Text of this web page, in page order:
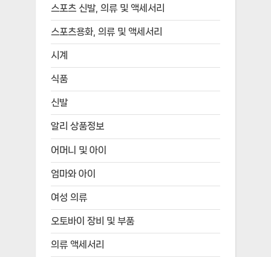
스포츠 신발, 의류 및 액세서리
스포츠용화, 의류 및 액세서리
시계
식품
신발
알리 상품정보
어머니 및 아이
엄마와 아이
여성 의류
오토바이 장비 및 부품
의류 액세서리